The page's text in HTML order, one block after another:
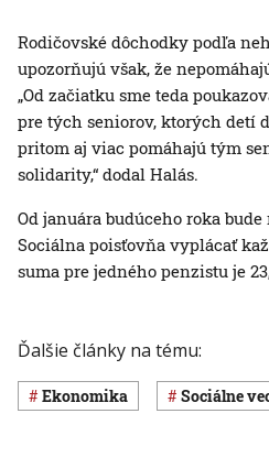
Rodičovské dôchodky podľa
upozorňujú však, že
„Od začiatku sme teda
pre tých seniorov, ktorých detí
pritom aj viac pomáhajú tým
solidarity,“ dodal Halás.
Od januára budúceho roka
Sociálna poisťovňa vyplácať
suma pre jedného penzistu je
Ďalšie články na tému:
ekonomika Sociálne